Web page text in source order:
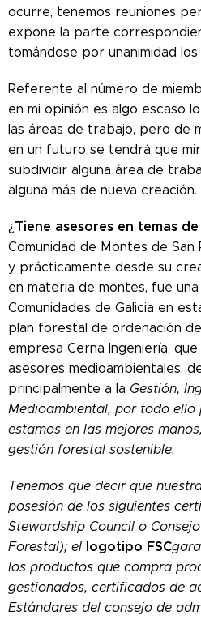
ocurre, tenemos reuniones
expone la parte
tomándose por unanimidad
Referente al número de
en mi opinión es algo escaso
las áreas de trabajo, pero de
en un futuro se tendrá que
subdividir alguna área de
alguna más de nueva creación.
¿ Tiene asesores en temas
Comunidad de Montes de
y prácticamente desde su
en materia de montes, fue
Comunidades de Galicia en
plan forestal de ordenación
empresa Cerna Ingeniería,
asesores medioambientales,
principalmente a la Gestión,
Medioambiental, por todo ello
estamos en las mejores
gestión forestal sostenible.
Tenemos que decir que
posesión de los siguientes
Stewardship Council o
Forestal); el logotipo FSC
los productos que compra
gestionados, certificados de
Estándares del consejo de